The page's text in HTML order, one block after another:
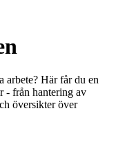
arbete? Här får du en
- från hantering av
översikter över